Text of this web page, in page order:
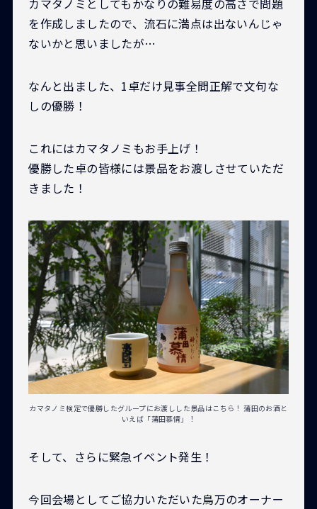
を作成しましたので、流石に満点は出ないんじゃ
ないかと思いましたが…
なんと出ました、1卓だけ見事全問正解で文句な
しの優勝！
これにはカマタノミもお手上げ！
優勝した卓の皆様には景品をお渡しさせていただ
きました！
カマタノミ検定で優勝したグループにお渡しした景品はこちら！ 蒲田のお酒と
いえば「蒲田慕情」！
そして、さらに緊急イベント発生！
今回会場としてご協力いただいた鳥万のオーナー